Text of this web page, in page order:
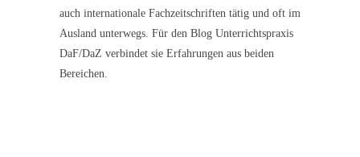
auch internationale Fachzeitschriften tätig und oft im
Ausland unterwegs. Für den Blog Unterrichtspraxis
DaF/DaZ verbindet sie Erfahrungen aus beiden
Bereichen.